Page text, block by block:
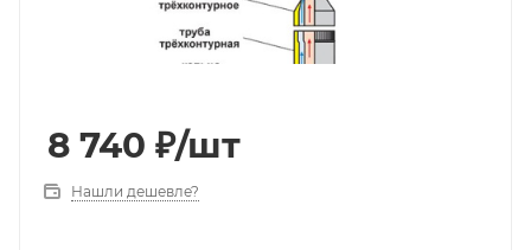
8 740 ₽/шт
Нашли дешевле?